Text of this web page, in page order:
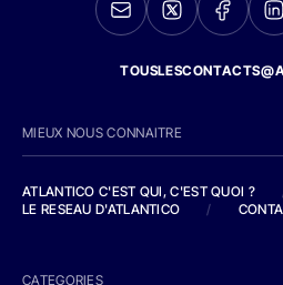
MIEUX NOUS CONNAITRE
ATLANTICO C'EST QUI, C'EST QUOI ?
LE RESEAU D'ATLANTICO
/
CATEGORIES